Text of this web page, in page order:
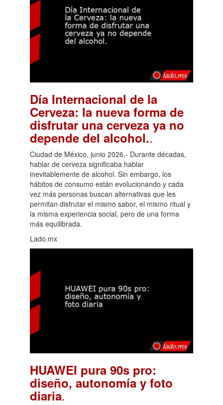
Día Internacional de la
Cerveza: la nueva forma de
disfrutar una cerveza ya no
depende del alcohol..
Ciudad de México, junio 2026.- Durante décadas,
hablar de cerveza significaba hablar
inevitablemente de alcohol. Sin embargo, los
hábitos de consumo están evolucionando y cada
vez más personas buscan alternativas que les
permitan disfrutar el mismo sabor, el mismo ritual y
la misma experiencia social, pero de una forma
más equilibrada.
Lado.mx
HUAWEI pura 90s pro:
diseño, autonomía y foto
diaria.